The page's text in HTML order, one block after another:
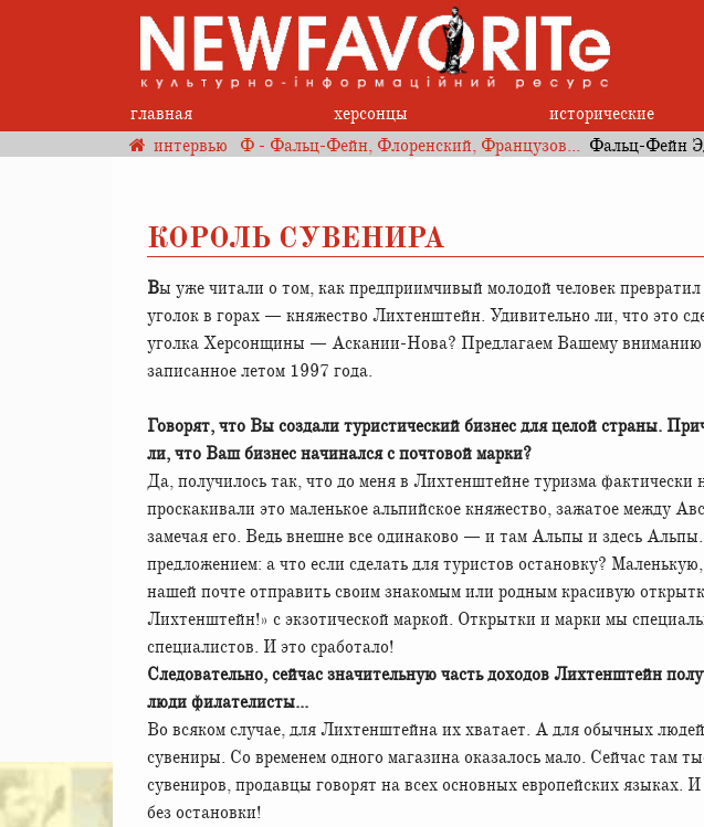
главная херсонцы исторические
интервью
Ф - Фальц-Фейн, Флоренский, Французов... Фальц-Фейн
КОРОЛЬ СУВЕНИРА
Вы уже читали о том, как предприимчивый молодой человек превратил в туристический рай богом забытый
уголок в горах — княжество Лихтенштейн. Удивительно ли, что это
уголка Херсонщины — Аскании-Нова? Предлагаем Вашему
записанное летом 1997 года.
Говорят, что Вы создали туристический бизнес для целой страны.
ли, что Ваш бизнес начинался с почтовой марки?
Да, получилось так, что до меня в Лихтенштейне туризма фактически
проскакивали это маленькое альпийское княжество, зажатое между
замечая его. Ведь внешне все одинаково — и там Альпы и здесь
предложением: а что если сделать для туристов остановку?
нашей почте отправить своим знакомым или родным красивую
Лихтенштейн!» с экзотической маркой. Открытки и марки мы
специалистов. И это сработало!
Следовательно, сейчас значительную часть доходов Лихтенштейн
люди филателисты...
Во всяком случае, для Лихтенштейна их хватает. А для обычных
сувениры. Со временем одного магазина оказалось мало. Сейчас там
сувениров, продавцы говорят на всех основных европейских языках.
без остановки!